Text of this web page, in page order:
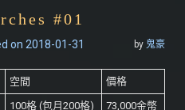
#01
on 2018-01-31 by 鬼豪
空間 價格
100格 (包月200格) 73,000金幣